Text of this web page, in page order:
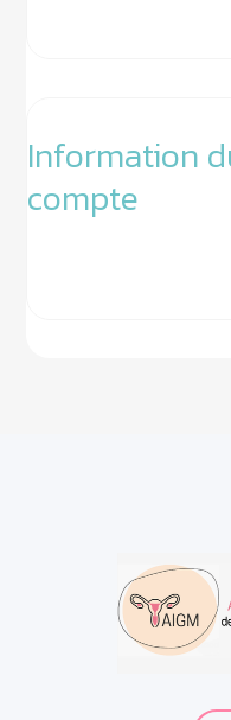
Information
compte